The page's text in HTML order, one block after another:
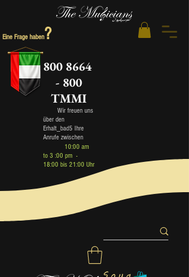
Eine Frage haben?
800 8664
- 800
TMMI
Wir freuen uns
über den
Erhalt_bad5 Ihre
Anrufe zwischen
10:00 am
to 3 :00 pm -
18:00 bis 21:00 Uhr